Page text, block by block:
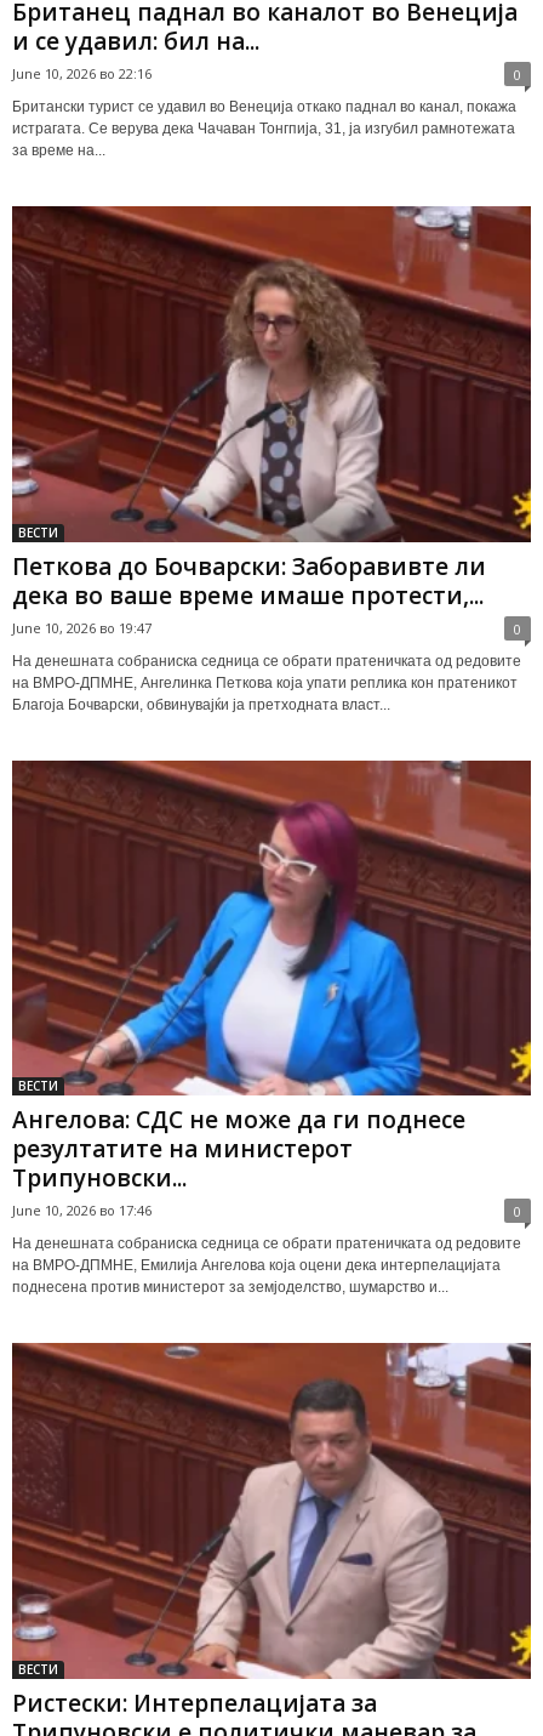
Британец паднал во каналот во Венеција
и се удавил: бил на...
June 10, 2026 во 22:16 0
Британски турист се удавил во Венеција откако паднал во канал, покажа
истрагата. Се верува дека Чачаван Тонгпија, 31, ја изгубил рамнотежата
за време на...
ВЕСТИ
Петкова до Бочварски: Заборавивте ли
дека во ваше време имаше протести,...
June 10, 2026 во 19:47 0
На денешната собраниска седница се обрати пратеничката од редовите
на ВМРО-ДПМНЕ, Ангелинка Петкова која упати реплика кон пратеникот
Благоја Бочварски, обвинувајќи ја претходната власт...
ВЕСТИ
Ангелова: СДС не може да ги поднесе
резултатите на министерот
Трипуновски...
June 10, 2026 во 17:46 0
На денешната собраниска седница се обрати пратеничката од редовите
на ВМРО-ДПМНЕ, Емилија Ангелова која оцени дека интерпелацијата
поднесена против министерот за земјоделство, шумарство и...
ВЕСТИ
Ристески: Интерпелацијата за